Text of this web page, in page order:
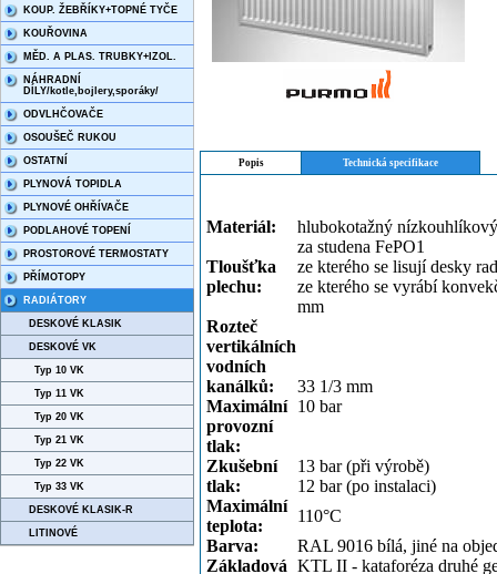
KOUP. ŽEBŘÍKY+TOPNÉ TYČE
KOUŘOVINA
MĚD. A PLAS. TRUBKY+IZOL.
NÁHRADNÍ
DÍLY/kotle,bojlery,sporáky/
ODVLHČOVAČE
OSOUŠEČ RUKOU
OSTATNÍ
PLYNOVÁ TOPIDLA
PLYNOVÉ OHŘÍVAČE
PODLAHOVÉ TOPENÍ
PROSTOROVÉ TERMOSTATY
PŘÍMOTOPY
RADIÁTORY
DESKOVÉ KLASIK
DESKOVÉ VK
Typ 10 VK
Typ 11 VK
Typ 20 VK
Typ 21 VK
Typ 22 VK
Typ 33 VK
DESKOVÉ KLASIK-R
LITINOVÉ
Popis Technická specifikace
Materiál:
hlubokotažný
za studena FePO1
Tloušťka
plechu:
ze kterého se lisují desky
ze kterého se vyrábí
mm
Rozteč
vertikálních
vodních
kanálků:
33 1/3 mm
Maximální
provozní
tlak:
10 bar
Zkušební
tlak:
13 bar (při výrobě)
12 bar (po instalaci)
Maximální
teplota:
110°C
Barva:
RAL 9016 bílá, jiné na
Základová KTL II - kataforéza druhé